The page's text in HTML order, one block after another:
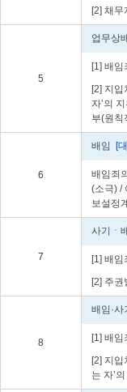
[2] 채
5
업무상
[1] 배임
[2] 지
자’의
부(원칙
6
배임 [
배임죄
(소극) /
보설정
7
사기ㆍ
[1] 배임
[2] 주
8
배임·사
[1] 배임
[2] 지
는 자’